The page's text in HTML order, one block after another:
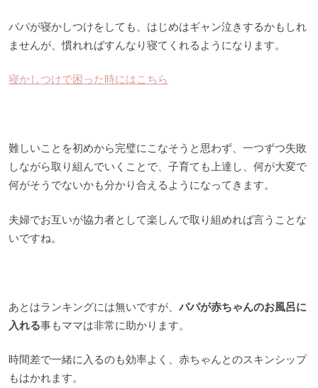
パパが寝かしつけをしても、はじめはギャン泣きするかもしれ
ませんが、慣れればすんなり寝てくれるようになります。
寝かしつけで困った時にはこちら
難しいことを初めから完璧にこなそうと思わず、一つずつ失敗
しながら取り組んでいくことで、子育ても上達し、何が大変で
何がそうでないかも分かり合えるようになってきます。
夫婦でお互いが協力者として楽しんで取り組めれば言うことな
いですね。
あとはランキングには無いですが、 パパが赤ちゃんのお風呂に
入れる事もママは非常に助かります。
時間差で一緒に入るのも効率よく、赤ちゃんとのスキンシップ
もはかれます。